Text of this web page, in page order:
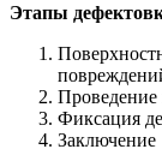
Этапы
Проведение
Фиксация
Заключение